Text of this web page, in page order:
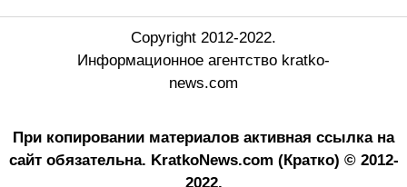
Copyright 2012-2022.
Информационное агентство kratko-
news.com
При копировании материалов активная ссылка на
сайт обязательна. KratkoNews.com (Кратко) © 2012-
2022.